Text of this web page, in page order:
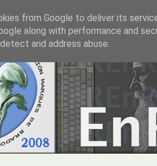
from Google to deliver its
along with performance and
and address abuse.